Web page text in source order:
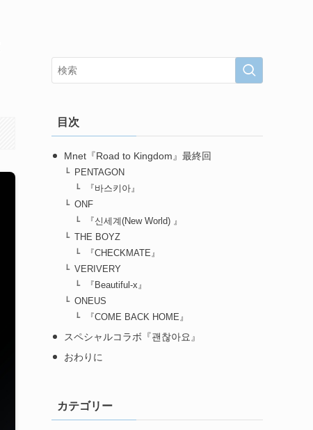
目次
Mnet『Road to Kingdom』最終回
PENTAGON
『바스키아』
ONF
『신세계(New World) 』
THE BOYZ
『CHECKMATE』
VERIVERY
『Beautiful-x』
ONEUS
『COME BACK HOME』
スペシャルコラボ『괜찮아요』
おわりに
カテゴリー